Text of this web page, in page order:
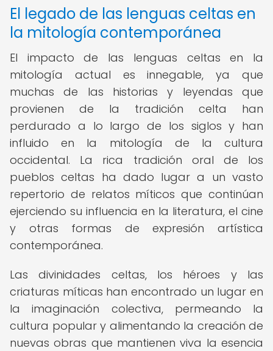
El legado de las lenguas celtas en
la mitología contemporánea
El impacto de las lenguas celtas en la
mitología actual es innegable, ya que
muchas de las historias y leyendas que
provienen de la tradición celta han
perdurado a lo largo de los siglos y han
influido en la mitología de la cultura
occidental. La rica tradición oral de los
pueblos celtas ha dado lugar a un vasto
repertorio de relatos míticos que continúan
ejerciendo su influencia en la literatura, el cine
y otras formas de expresión artística
contemporánea.
Las divinidades celtas, los héroes y las
criaturas míticas han encontrado un lugar en
la imaginación colectiva, permeando la
cultura popular y alimentando la creación de
nuevas obras que mantienen viva la esencia